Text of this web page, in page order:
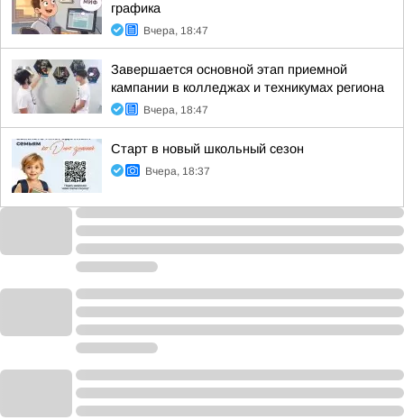
графика
Вчера, 18:47
Завершается основной этап приемной
кампании в колледжах и техникумах региона
Вчера, 18:47
Старт в новый школьный сезон
Вчера, 18:37